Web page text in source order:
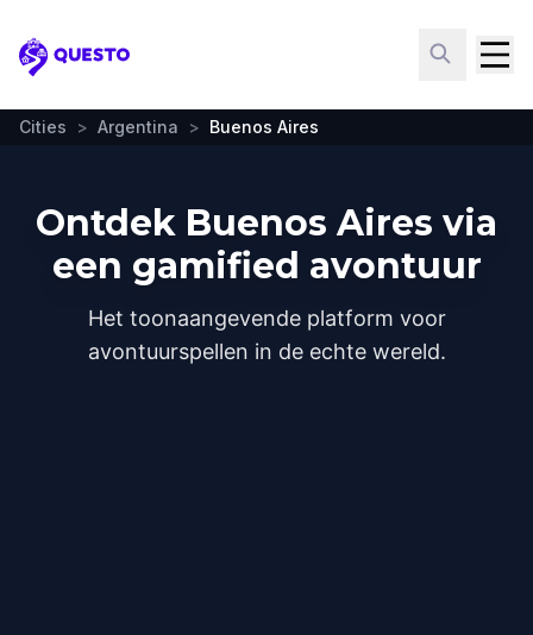
Questo
Cities > Argentina > Buenos Aires
Ontdek Buenos Aires via
een gamified avontuur
Het toonaangevende platform voor
avontuurspellen in de echte wereld.